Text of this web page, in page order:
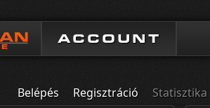
ACCOUNT
Belépés Regisztráció Statisztika